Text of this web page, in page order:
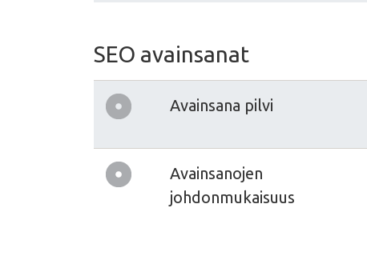
SEO avainsanat
Avainsana pilvi
Avainsanojen
johdonmukaisuus